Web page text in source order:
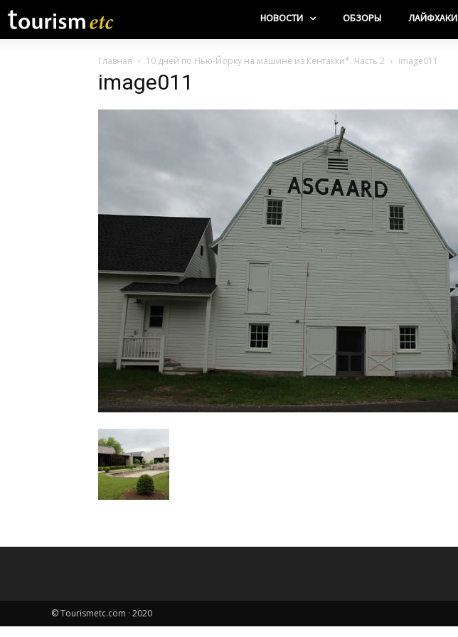
НОВОСТИ ОБЗОРЫ ЛАЙФХАКИ
Главная 10 дней по Нью-Йорку на машине из Кентакки*. Часть 2 image011
image011
© Tourismetc.com · 2020